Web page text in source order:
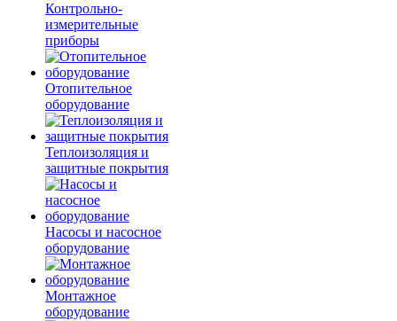
Контрольно-
измерительные
приборы
Отопительное
оборудование
Теплоизоляция и
защитные покрытия
Насосы и насосное
оборудование
Монтажное
оборудование